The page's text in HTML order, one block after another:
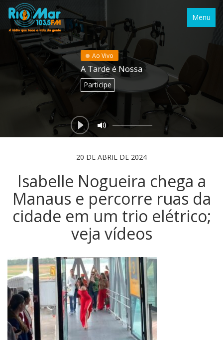
Menu
Ao Vivo
A Tarde é Nossa
Participe
20 DE ABRIL DE 2024
Isabelle Nogueira chega a
Manaus e percorre ruas da
cidade em um trio elétrico;
veja vídeos